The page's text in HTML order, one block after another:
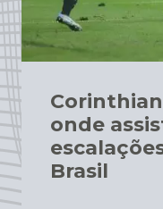
onde
Brasil